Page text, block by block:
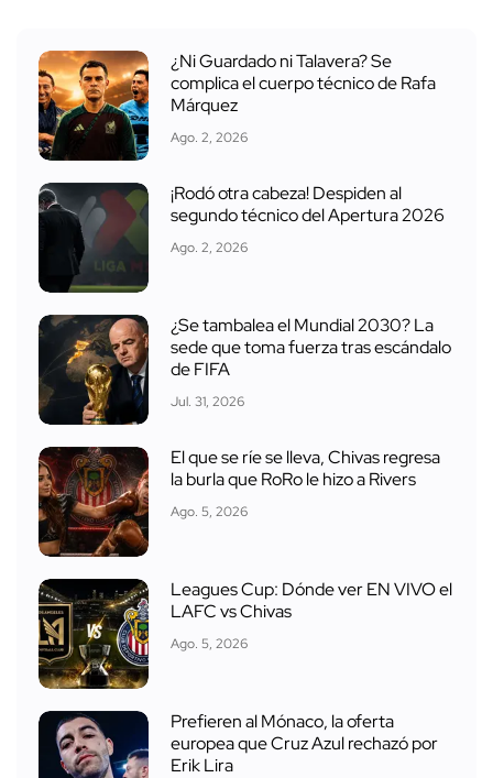
¿Ni Guardado ni Talavera? Se
complica el cuerpo técnico de Rafa
Márquez
Ago. 2, 2026
¡Rodó otra cabeza! Despiden al
segundo técnico del Apertura 2026
Ago. 2, 2026
¿Se tambalea el Mundial 2030? La
sede que toma fuerza tras escándalo
de FIFA
Jul. 31, 2026
El que se ríe se lleva, Chivas regresa
la burla que RoRo le hizo a Rivers
Ago. 5, 2026
Leagues Cup: Dónde ver EN VIVO el
LAFC vs Chivas
Ago. 5, 2026
Prefieren al Mónaco, la oferta
europea que Cruz Azul rechazó por
Erik Lira